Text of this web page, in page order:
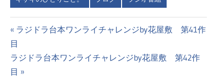
投
稿
ナ
前
の
投
稿:
ラジドラ台本ワンライチャレンジby花屋敷 第41作
目
次
の
ラジドラ台本ワンライチャレンジby花屋敷 第42作
目